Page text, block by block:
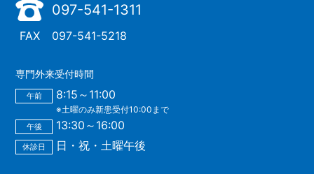
097-541-1311
FAX 097-541-5218
専門外来受付時間
午前 8:15～11:00
※土曜のみ新患受付10:00まで
午後 13:30～16:00
休診日 日・祝・土曜午後